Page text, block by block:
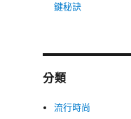
鍵秘訣
分類
流行時尚